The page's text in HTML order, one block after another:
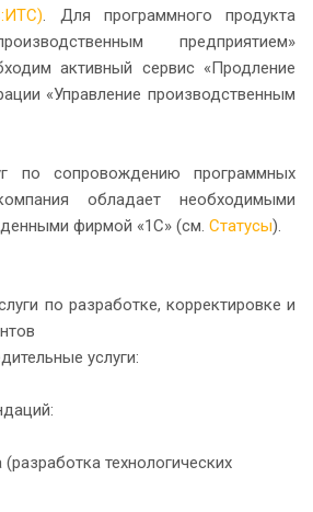
). Для программного продукта
предприятием»
активный сервис «Продление
«Управление производственным
по сопровождению программных
обладает необходимыми
фирмой «1С» (см. Статусы).
по разработке, корректировке и
услуги:
технологических